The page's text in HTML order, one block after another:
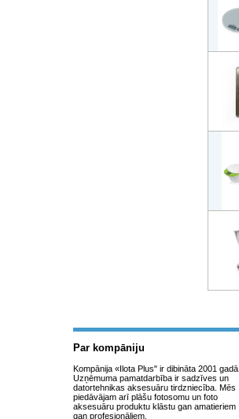
Par kompāniju
Kompānija «Ilota Plus" ir dibināta 2001 gadā.
Uzņēmuma pamatdarbība ir sadzīves un
datortehnikas aksesuāru tirdzniecība. Mēs
piedāvājam arī plāšu fotosomu un foto
aksesuāru produktu klāstu gan amatieriem
gan profesionāļiem.